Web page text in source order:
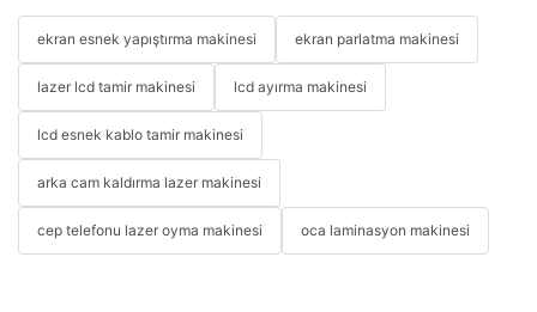
ekran esnek yapıştırma makinesi ekran parlatma makinesi
lazer lcd tamir makinesi lcd ayırma makinesi
lcd esnek kablo tamir makinesi
arka cam kaldırma lazer makinesi
cep telefonu lazer oyma makinesi oca laminasyon makinesi